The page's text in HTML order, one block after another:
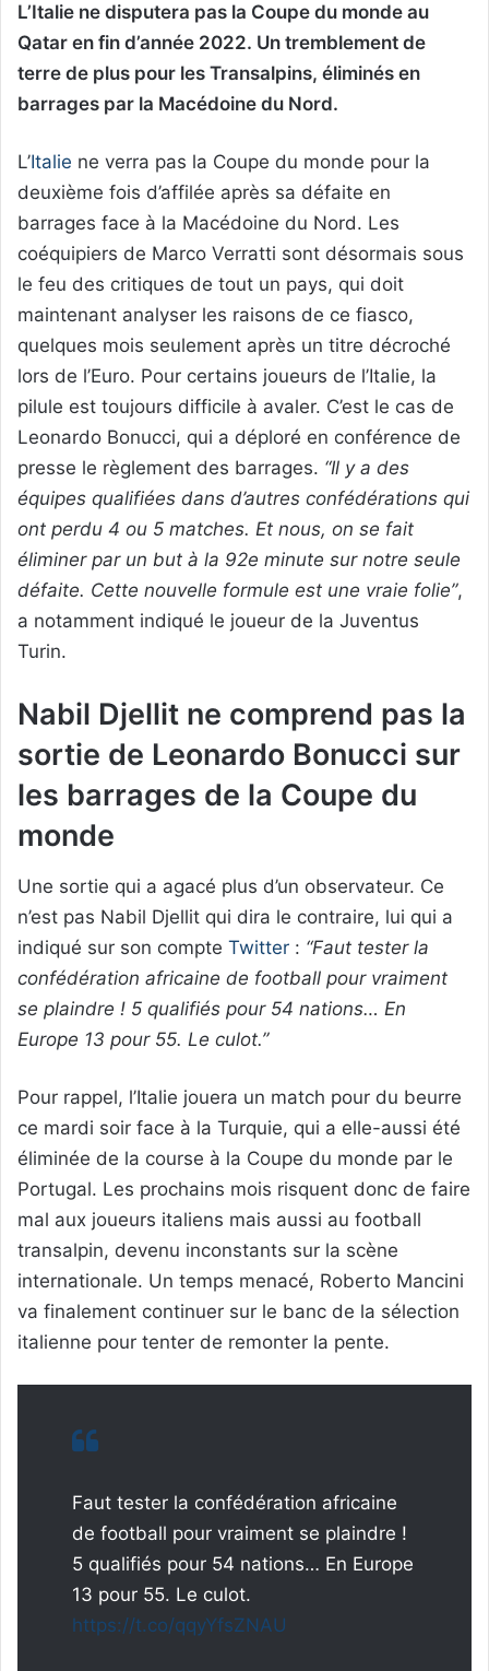
L’Italie ne disputera pas la Coupe du monde au
Qatar en fin d’année 2022. Un tremblement de
terre de plus pour les Transalpins, éliminés en
barrages par la Macédoine du Nord.
L’Italie ne verra pas la Coupe du monde pour la
deuxième fois d’affilée après sa défaite en
barrages face à la Macédoine du Nord. Les
coéquipiers de Marco Verratti sont désormais sous
le feu des critiques de tout un pays, qui doit
maintenant analyser les raisons de ce fiasco,
quelques mois seulement après un titre décroché
lors de l’Euro. Pour certains joueurs de l’Italie, la
pilule est toujours difficile à avaler. C’est le cas de
Leonardo Bonucci, qui a déploré en conférence de
presse le règlement des barrages. “Il y a des
équipes qualifiées dans d’autres confédérations qui
ont perdu 4 ou 5 matches. Et nous, on se fait
éliminer par un but à la 92e minute sur notre seule
défaite. Cette nouvelle formule est une vraie folie”,
a notamment indiqué le joueur de la Juventus
Turin.
Nabil Djellit ne comprend pas la
sortie de Leonardo Bonucci sur
les barrages de la Coupe du
monde
Une sortie qui a agacé plus d’un observateur. Ce
n’est pas Nabil Djellit qui dira le contraire, lui qui a
indiqué sur son compte Twitter : “Faut tester la
confédération africaine de football pour vraiment
se plaindre ! 5 qualifiés pour 54 nations… En
Europe 13 pour 55. Le culot.”
Pour rappel, l’Italie jouera un match pour du beurre
ce mardi soir face à la Turquie, qui a elle-aussi été
éliminée de la course à la Coupe du monde par le
Portugal. Les prochains mois risquent donc de faire
mal aux joueurs italiens mais aussi au football
transalpin, devenu inconstants sur la scène
internationale. Un temps menacé, Roberto Mancini
va finalement continuer sur le banc de la sélection
italienne pour tenter de remonter la pente.
Faut tester la confédération africaine
de football pour vraiment se plaindre !
5 qualifiés pour 54 nations… En Europe
13 pour 55. Le culot.
https://t.co/qqyYfsZNAU